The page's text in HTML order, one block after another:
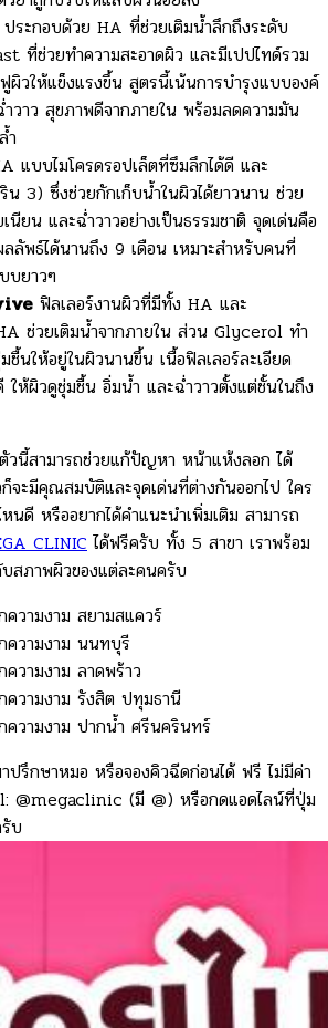
ประกอบด้วย HA ที่ช่วยเติมน้ำลึกถึงระดับ
ที่ช่วยทำความสะอาดผิว และมีเปปไทด์รวม
วให้แข็งแรงขึ้น สูตรนี้เน้นการบำรุงแบบองค์
วาว สุขภาพดีจากภายใน พร้อมลดความมัน
ำ
แบบไมโครดรอปเล็ตที่ซึมลึกได้ดี และ
น 3) ซึ่งช่วยกักเก็บน้ำในผิวได้ยาวนาน ช่วย
นียน และฉ่ำวาวอย่างเป็นธรรมชาติ จุดเด่นคือ
ลลัพธ์ได้นานถึง 9 เดือน เหมาะสำหรับคนที่
บยาวๆ
ฟิลเลอร์งานผิวที่มีทั้ง HA และ
ช่วยเติมน้ำจากภายใน ส่วน Glycerol ทำ
นให้อยู่ในผิวนานขึ้น เนื้อฟิลเลอร์ละเอียด
ให้ผิวดูชุ่มชื้น อิ่มน้ำ และฉ่ำวาวตั้งแต่ชั้นในถึง
นี้สามารถช่วยแก้ปัญหา หน้าแห้งลอก ได้
จะมีคุณสมบัติและจุดเด่นที่ต่างกันออกไป ใคร
นดี หรืออยากได้คำแนะนำเพิ่มเติม สามารถ
CLINIC ได้ฟรีครับ ทั้ง 5 สาขา เราพร้อม
สภาพผิวของแต่ละคนครับ
วามงาม สยามสแควร์
ความงาม นนทบุรี
วามงาม ลาดพร้าว
วามงาม รังสิต ปทุมธานี
วามงาม ปากน้ำ ศรีนครินทร์
าปรึกษาหมอ หรือจองคิวฉีดก่อนได้ ฟรี ไม่มีค่า
@megaclinic (มี @) หรือกดแอดไลน์ที่ปุ่ม
บ